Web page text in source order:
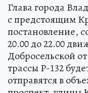
Глава города
с предстоящим
постановление,
20.00 до 22.00
Добросельской
трассы Р-132
отправятся в